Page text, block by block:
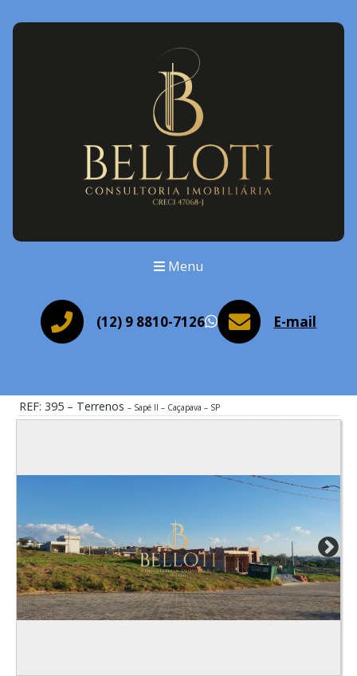
Menu
(12) 9 8810-7126 WhatsApp
E-mail
REF: 395 – Terrenos Sapé II – Caçapava – SP